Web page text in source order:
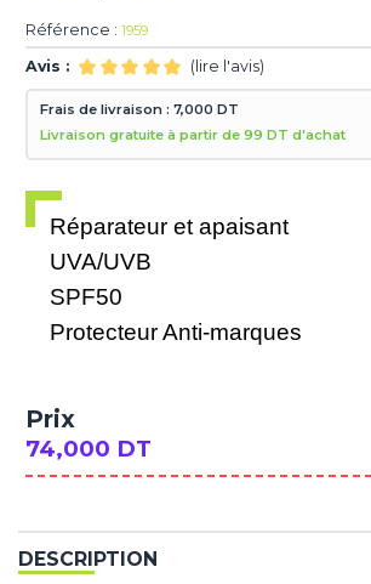
Référence : 1959
Avis : (lire l'avis)
Frais de livraison : 7,000 DT
Livraison gratuite à partir de 99 DT d'achat
Réparateur et apaisant
UVA/UVB
SPF50
Protecteur Anti-marques
Prix
74,000 DT
DESCRIPTION